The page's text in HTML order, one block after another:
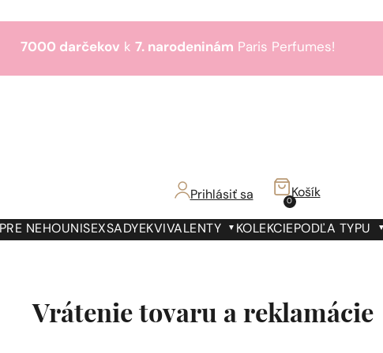
7000 darčekov k 7. narodeninám Paris Perfumes!
Prihlásiť sa 0
Košík
PRE NEHOUNISEXSADY EKVIVALENTY KOLEKCIEPODĽA TYPU
Vrátenie tovaru a reklamácie